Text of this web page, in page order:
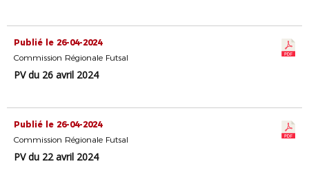
Publié le 26-04-2024
Commission Régionale Futsal
PV du 26 avril 2024
Publié le 26-04-2024
Commission Régionale Futsal
PV du 22 avril 2024